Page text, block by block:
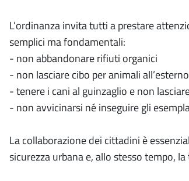
L’ordinanza invita tutti a prestare
semplici ma fondamentali:
- non abbandonare rifiuti organici
- non lasciare cibo per animali all’esterno
- tenere i cani al guinzaglio e non
- non avvicinarsi né inseguire gli
La collaborazione dei cittadini è
sicurezza urbana e, allo stesso tempo,